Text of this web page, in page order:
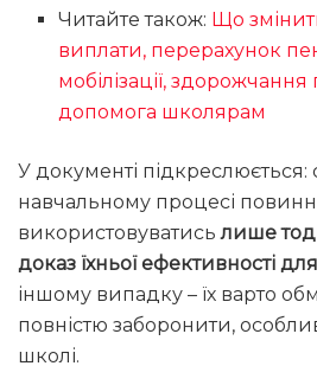
Читайте також: Що
виплати, перерахунок
мобілізації, здорожчання
допомога школярам
У документі
навчальному процесі
використовуватисьлише
доказ їхньої ефективності для
іншому випадку – їх варто
повністю заборонити,
школі.